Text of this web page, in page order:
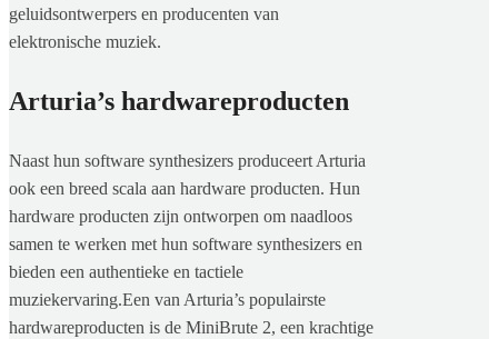
geluidsontwerpers en producenten van
elektronische muziek.
Arturia’s hardwareproducten
Naast hun software synthesizers produceert Arturia
ook een breed scala aan hardware producten. Hun
hardware producten zijn ontworpen om naadloos
samen te werken met hun software synthesizers en
bieden een authentieke en tactiele
muziekervaring.Een van Arturia’s populairste
hardwareproducten is de MiniBrute 2, een krachtige